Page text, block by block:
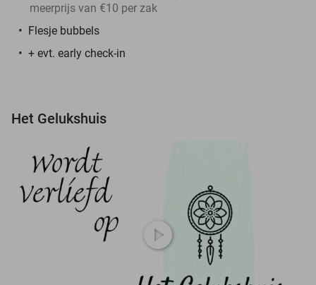
meerprijs van €10 per zak
Flesje bubbels
+ evt. early check-in
Het Gelukshuis
play_circle